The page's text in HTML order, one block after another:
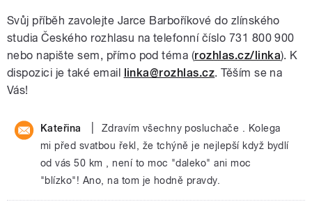
Svůj příběh zavolejte Jarce Barboříkové do zlínského
studia Českého rozhlasu na telefonní číslo 731 800 900
nebo napište sem, přímo pod téma (rozhlas.cz/linka). K
dispozici je také email linka@rozhlas.cz. Těším se na
Vás!
Kateřina
Zdravím všechny posluchače . Kolega
mi před svatbou řekl, že tchýně je nejlepší když bydlí
od vás 50 km , není to moc "daleko" ani moc
"blízko"! Ano, na tom je hodně pravdy.